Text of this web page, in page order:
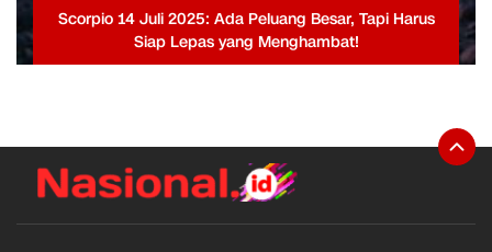
Scorpio 14 Juli 2025: Ada Peluang Besar, Tapi Harus
Siap Lepas yang Menghambat!